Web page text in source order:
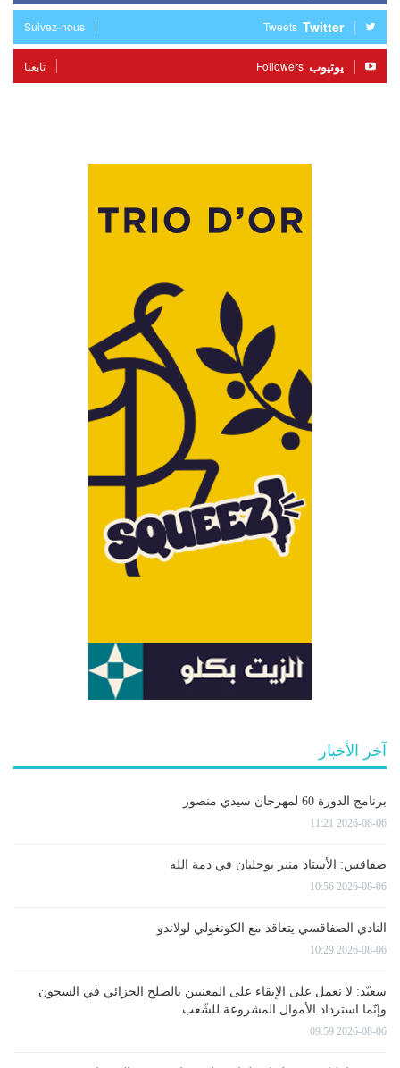
Twitter
Tweets
Suivez-nous
يوتيوب Followers تابعنا
آخر الأخبار
برنامج الدورة 60 لمهرجان سيدي منصور
2026-08-06 11:21
صفاقس: الأستاذ منير بوجلبان في ذمة الله
2026-08-06 10:56
النادي الصفاقسي يتعاقد مع الكونغولي لولاندو
2026-08-06 10:29
سعيّد: لا نعمل على الإبقاء على المعنيين بالصلح الجزائي في السجون
وإنّما استرداد الأموال المشروعة للشّعب
2026-08-06 09:59